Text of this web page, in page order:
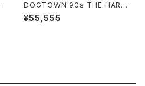
DOGTOWN 90s THE HARD
WAY SUCIDALTEDENSES 1
999 WORLD TOUR デッドス
¥55,555